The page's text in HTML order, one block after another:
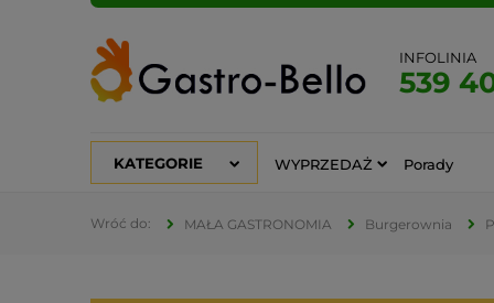
INFOLINIA
539
KATEGORIE WYPRZEDAŻ Porady
MAŁA GASTRONOMIA Burgerownia